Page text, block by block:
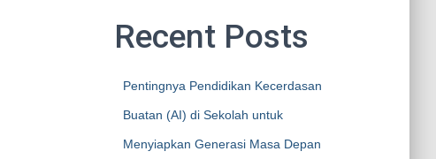
Recent Posts
Pentingnya Pendidikan Kecerdasan
Buatan (AI) di Sekolah untuk
Menyiapkan Generasi Masa Depan